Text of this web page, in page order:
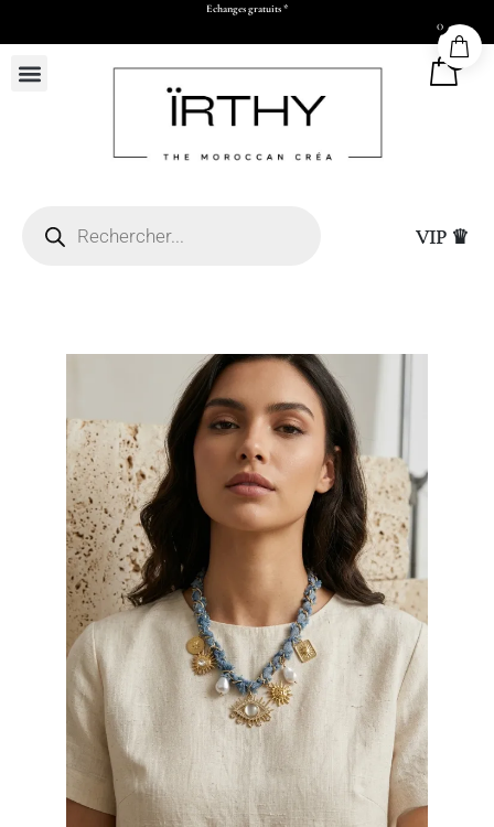
Payez en 2x ou 3x à partir de 500 dhs d’achats
0
VIP ♛
0
+ ADD
25,00DHS